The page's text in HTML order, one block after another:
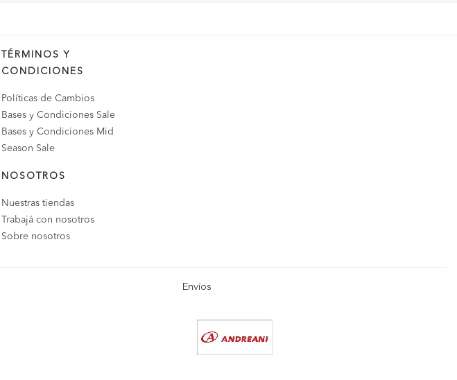
TÉRMINOS Y
CONDICIONES
Políticas de Cambios
Bases y Condiciones Sale
Bases y Condiciones Mid
Season Sale
NOSOTROS
Nuestras tiendas
Trabajá con nosotros
Sobre nosotros
Envíos